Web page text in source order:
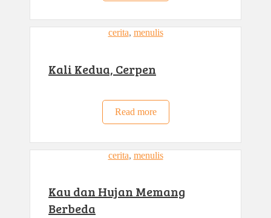
cerita, menulis
Kali Kedua, Cerpen
Read more
cerita, menulis
Kau dan Hujan Memang
Berbeda